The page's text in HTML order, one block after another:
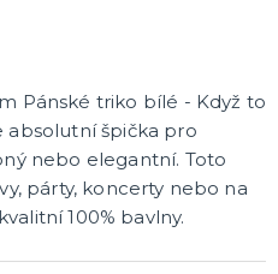
Pánské triko bílé - Když to
absolutní špička pro
nebo elegantní. Toto
párty, koncerty nebo na
100% bavlny.